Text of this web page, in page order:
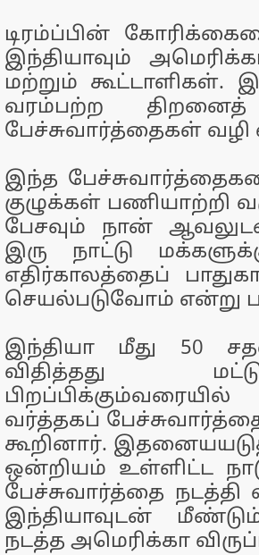
டிரம்ப்பின்
இந்தியாவும்
மற்றும் கூட்டாளிகள்.
வரம்பற்ற
பேச்சுவார்த்தைகள் வழி
இந்த
குழுக்கள் பணியாற்றி
பேசவும் நான்
இரு நாட்டு
எதிர்காலத்தைப்
செயல்படுவோம் என்று
இந்தியா மீது 50
விதித்தது
வர்த்தகப்
கூறினார்.
ஒன்றியம் உள்ளிட்ட
பேச்சுவார்த்தை
இந்தியாவுடன்
நடத்த அமெரிக்கா